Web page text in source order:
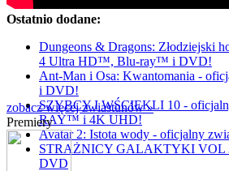
Ostatnio dodane:
Dungeons & Dragons: Złodziejski
4 Ultra HD™, Blu-ray™ i DVD!
Ant-Man i Osa: Kwantomania -
i DVD!
SZYBCY I WŚCIEKLI 10 -
RAY™ i 4K UHD!
Avatar 2: Istota wody - oficjalny
STRAŻNICY GALAKTYKI VOL
DVD
zobacz więcej zwiastunów »
Premiery